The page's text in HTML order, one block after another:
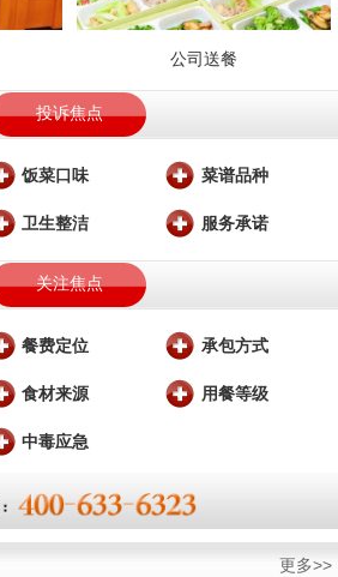
公司送餐
投诉焦点
饭菜口味 菜谱品种
卫生整洁 服务承诺
关注焦点
餐费定位 承包方式
食材来源 用餐等级
中毒应急
更多>>